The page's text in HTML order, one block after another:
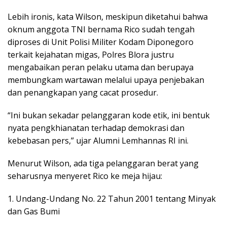
Lebih ironis, kata Wilson, meskipun diketahui bahwa
oknum anggota TNI bernama Rico sudah tengah
diproses di Unit Polisi Militer Kodam Diponegoro
terkait kejahatan migas, Polres Blora justru
mengabaikan peran pelaku utama dan berupaya
membungkam wartawan melalui upaya penjebakan
dan penangkapan yang cacat prosedur.
“Ini bukan sekadar pelanggaran kode etik, ini bentuk
nyata pengkhianatan terhadap demokrasi dan
kebebasan pers,” ujar Alumni Lemhannas RI ini.
Menurut Wilson, ada tiga pelanggaran berat yang
seharusnya menyeret Rico ke meja hijau:
1. Undang-Undang No. 22 Tahun 2001 tentang Minyak
dan Gas Bumi